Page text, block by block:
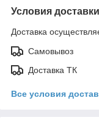
Условия доставки
Доставка
Самовывоз
Доставка ТК
Все условия